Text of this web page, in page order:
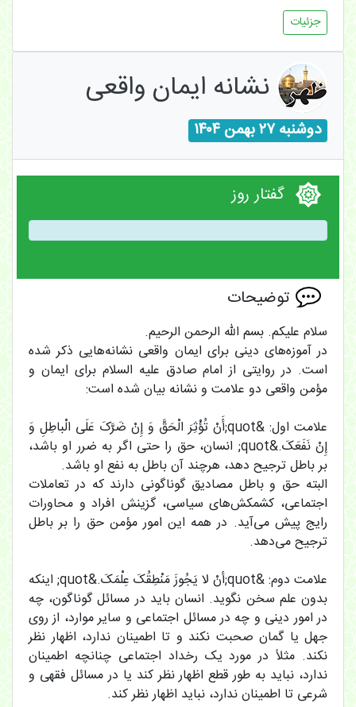
جزئیات
نشانه ایمان واقعی
دوشنبه ۲۷ بهمن ۱۴۰۴
گفتار روز
توضیحات
سلام علیکم. بسم الله الرحمن الرحیم.
در آموزه‌های دینی برای ایمان واقعی نشانه‌هایی ذکر شده
است. در روایتی از امام صادق علیه السلام برای ایمان و
مؤمن واقعی دو علامت و نشانه بیان شده است:
علامت اول: &quot;أَنْ تُؤْثِرَ الْحَقَّ وَ إِنْ ضَرَّکَ عَلَى الْباطِلِ وَ
إِنْ نَفَعَکَ.&quot; انسان، حق را حتی اگر به ضرر او باشد،
بر باطل ترجیح دهد، هرچند آن باطل به نفع او باشد.
البته حق و باطل مصادیق گوناگونی دارند که در تعاملات
اجتماعی، کشمکش‌های سیاسی، گزینش افراد و محاورات
رایج پیش می‌آید. در همه این امور مؤمن حق را بر باطل
ترجیح می‌دهد.
علامت دوم: &quot;أنْ لا یَجُوزَ مَنْطِقُکَ عِلْمَکَ.&quot; اینکه
بدون علم سخن نگوید. انسان باید در مسائل گوناگون، چه
در امور دینی و چه در مسائل اجتماعی و سایر موارد، از روی
جهل یا گمان صحبت نکند و تا اطمینان ندارد، اظهار نظر
نکند. مثلاً در مورد یک رخداد اجتماعی چنانچه اطمینان
ندارد، نباید به طور قطع اظهار نظر کند یا در مسائل فقهی و
شرعی تا اطمینان ندارد، نباید اظهار نظر کند.